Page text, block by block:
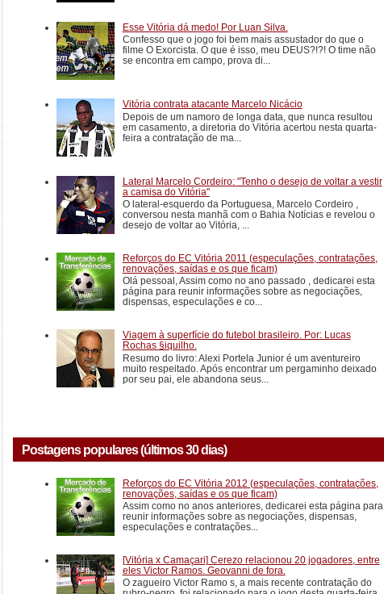
Esse Vitória dá medo! Por Luan Silva.
Confesso que o jogo foi bem mais assustador do que o
filme O Exorcista. O que é isso, meu DEUS?!?! O time não
se encontra em campo, prova di...
Vitória contrata atacante Marcelo Nicácio
Depois de um namoro de longa data, que nunca resultou
em casamento, a diretoria do Vitória acertou nesta quarta-
feira a contratação de ma...
Lateral Marcelo Cordeiro: "Tenho o desejo de voltar a vestir
a camisa do Vitória"
O lateral-esquerdo da Portuguesa, Marcelo Cordeiro ,
conversou nesta manhã com o Bahia Notícias e revelou o
desejo de voltar ao Vitória, ...
Reforços do EC Vitória 2011 (especulações, contratações,
renovações, saídas e os que ficam)
Olá pessoal, Assim como no ano passado , dedicarei esta
página para reunir informações sobre as negociações,
dispensas, especulações e co...
Viagem à superfície do futebol brasileiro. Por: Lucas
Rochas §iquilho.
Resumo do livro: Alexi Portela Junior é um aventureiro
muito respeitado. Após encontrar um pergaminho deixado
por seu pai, ele abandona seus...
Postagens populares (últimos 30 dias)
Reforços do EC Vitória 2012 (especulações, contratações,
renovações, saídas e os que ficam)
Assim como no anos anteriores, dedicarei esta página para
reunir informações sobre as negociações, dispensas,
especulações e contratações...
[Vitória x Camaçari] Cerezo relacionou 20 jogadores, entre
eles Victor Ramos. Geovanni de fora.
O zagueiro Victor Ramo s, a mais recente contratação do